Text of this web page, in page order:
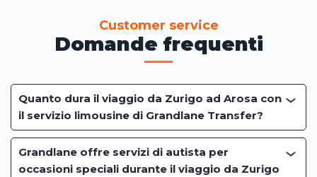
Customer service
Domande frequenti
Quanto dura il viaggio da Zurigo ad Arosa con
il servizio limousine di Grandlane Transfer?
Grandlane offre servizi di autista per
occasioni speciali durante il viaggio da Zurigo